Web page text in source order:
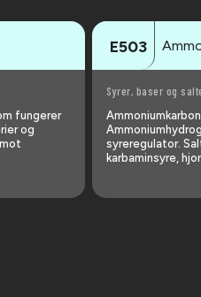
fungerer
og
E503
Syrer, baser og
syreregulator.
karbaminsyre,